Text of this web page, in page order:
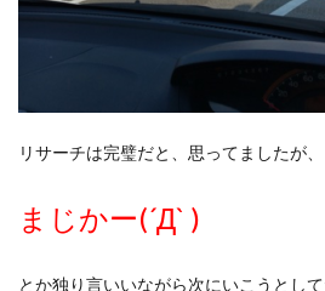
リサーチは完璧だと、思ってましたが
まじかー(´Д` )
とか独り言いいながら次にいこうとし